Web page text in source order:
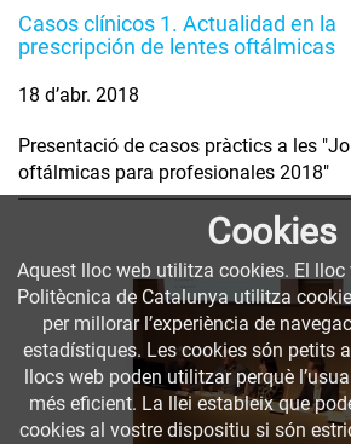
Casos clínicos 1. Actualidad en la
prescripción de lentes oftálmicas
18 d’abr. 2018
Presentació de casos pràctics a les
oftálmicas para profesionales 2018"
Cookies
Aquest lloc web utilitza cookies. El lloc
Politècnica de Catalunya utilitza
per millorar l’experiència de
estadístiques. Les cookies són petits
llocs web poden utilitzar perquè
més eficient. La llei estableix que
cookies al vostre dispositiu si són